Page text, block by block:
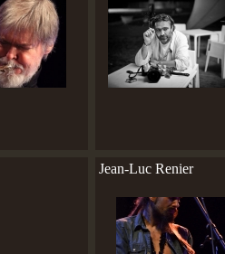
Jean-Luc Renier